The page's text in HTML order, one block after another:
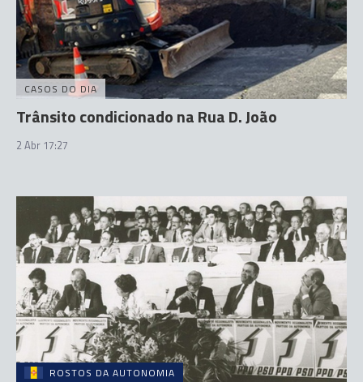
CASOS DO DIA
Trânsito condicionado na Rua D. João
2 Abr 17:27
ROSTOS DA AUTONOMIA